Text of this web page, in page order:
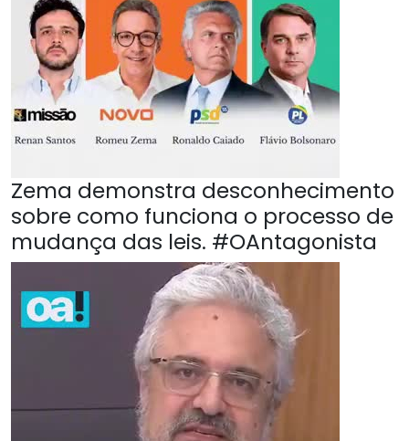
Zema demonstra desconhecimento
sobre como funciona o processo de
mudança das leis. #OAntagonista